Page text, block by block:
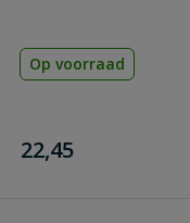
Op voorraad
€
22,45